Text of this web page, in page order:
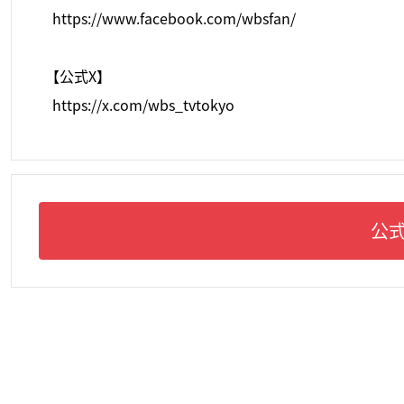
公
https://www.facebook.com/wbsfan/
【公式X】
https://x.com/wbs_tvtokyo